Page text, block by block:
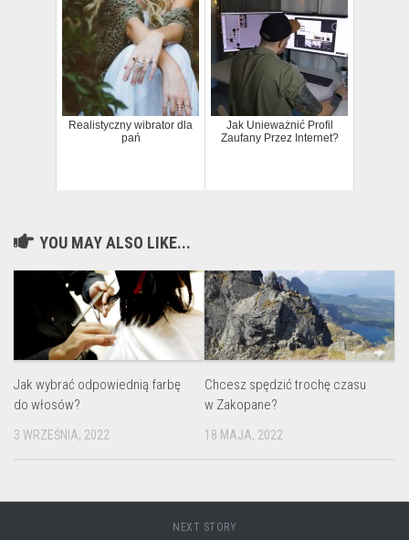
Realistyczny wibrator dla
pań
Jak Unieważnić Profil
Zaufany Przez Internet?
YOU MAY ALSO LIKE...
Jak wybrać odpowiednią farbę
do włosów?
3 WRZEŚNIA, 2022
Chcesz spędzić trochę czasu
w Zakopane?
18 MAJA, 2022
NEXT STORY